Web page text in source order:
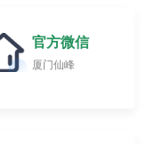
官方微信
厦门仙峰